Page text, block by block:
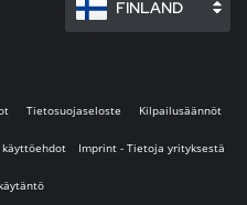
FINLAND
Tietosuojaseloste Kilpailusäännöt
käyttöehdot Imprint - Tietoja yrityksestä